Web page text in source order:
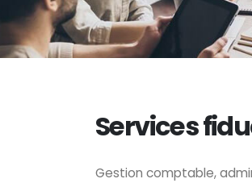
Services
Gestion comptable,